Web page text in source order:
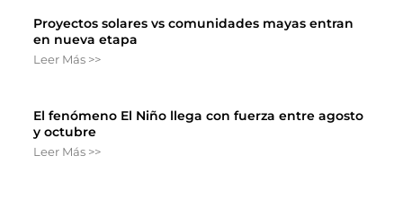
Proyectos solares vs comunidades mayas entran
en nueva etapa
Leer Más >>
El fenómeno El Niño llega con fuerza entre agosto
y octubre
Leer Más >>